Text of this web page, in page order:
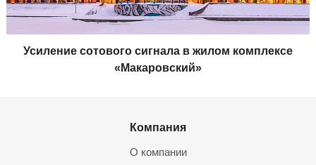
Усиление сотового сигнала в жилом комплексе
«Макаровский»
Компания
О компании